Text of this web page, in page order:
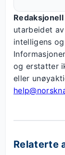
utarbeidet
intelligens
og erstatter
eller
Relaterte